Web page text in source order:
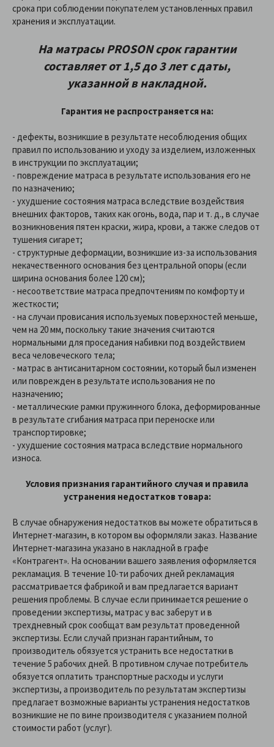
срока при соблюдении покупателем установленных правил
хранения и эксплуатации.
На матрасы PROSONсрок гарантии
составляет от 1,5 до 3 лет с даты,
указанной в накладной.
Гарантия не распространяется на:
- дефекты, возникшие в результате несоблюдения общих
правил по использованию и уходу за изделием, изложенных
в инструкции по эксплуатации;
- повреждение матраса в результате использования его не
по назначению;
- ухудшение состояния матраса вследствие воздействия
внешних факторов, таких как огонь, вода, пар и т. д., в случае
возникновения пятен краски, жира, крови, а также следов от
тушения сигарет;
- структурные деформации, возникшие из-за использования
некачественного основания без центральной опоры (если
ширина основания более 120 см);
- несоответствие матраса предпочтениям по комфорту и
жесткости;
- на случаи провисания используемых поверхностей меньше,
чем на 20 мм, поскольку такие значения считаются
нормальными для проседания набивки под воздействием
веса человеческого тела;
- матрас в антисанитарном состоянии, который был изменен
или поврежден в результате использования не по
назначению;
- металлические рамки пружинного блока, деформированные
в результате сгибания матраса при переноске или
транспортировке;
- ухудшение состояния матраса вследствие нормального
износа.
Условия признания гарантийного случая и правила
устранения недостатков товара:
В случае обнаружения недостатков вы можете обратиться в
Интернет-магазин, в котором вы оформляли заказ. Название
Интернет-магазина указано в накладной в графе
«Контрагент». На основании вашего заявления оформляется
рекламация. В течение 10-ти рабочих дней рекламация
рассматривается фабрикой и вам предлагается вариант
решения проблемы. В случае если принимается решение о
проведении экспертизы, матрас у вас заберут и в
трехдневный срок сообщат вам результат проведенной
экспертизы. Если случай признан гарантийным, то
производитель обязуется устранить все недостатки в
течение 5 рабочих дней. В противном случае потребитель
обязуется оплатить транспортные расходы и услуги
экспертизы, а производитель по результатам экспертизы
предлагает возможные варианты устранения недостатков
возникшие не по вине производителя с указанием полной
стоимости работ (услуг).